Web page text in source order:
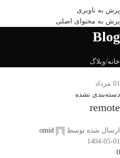
پرش به ناوبری
پرش به محتوای اصلی
Blog
خانه وبلاگ
01 مرداد
دسته‌بندی نشده
remote
ارسال شده توسط
omid
1404-05-01
0